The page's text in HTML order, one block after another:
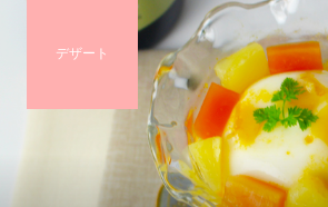
デザート